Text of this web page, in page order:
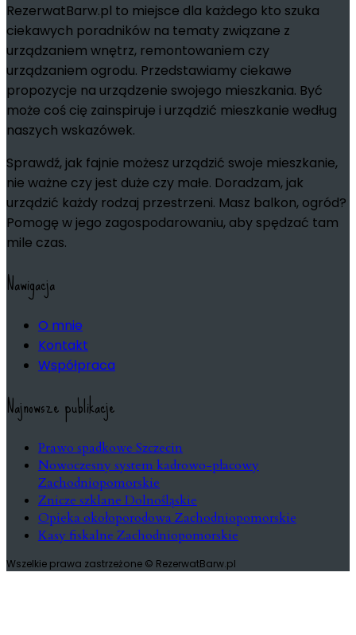
RezerwatBarw.pl to miejsce dla każdego kto szuka
ciekawych poradników na tematy związane z
urządzaniem wnętrz, remontowaniem czy
urządzaniem ogrodu. Przedstawiamy ciekawe
propozycje na urządzenie swojego mieszkania. Być
może coś cię zainspiruje i urządzić mieszkanie według
naszych wskazówek.
Sprawdź, jak fajnie możesz urządzić swoje mieszkanie,
nie ważne czy jest duże czy małe. Doradzam, jak
urządzić każdy rodzaj przestrzeni. Masz balkon, ogród?
Pomogę w jego zagospodarowaniu, aby spędzać tam
mile czas.
Nawigacja
O mnie
Kontakt
Współpraca
Najnowsze publikacje
Prawo spadkowe Szczecin
Nowoczesny system kadrowo-płacowy
Zachodniopomorskie
Znicze szklane Dolnośląskie
Opieka okołoporodowa Zachodniopomorskie
Kasy fiskalne Zachodniopomorskie
Wszelkie prawa zastrzeżone © RezerwatBarw.pl